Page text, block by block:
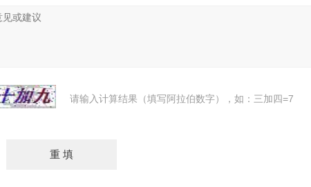
请输入计算结果（填写阿拉伯数字），如：三加四=7